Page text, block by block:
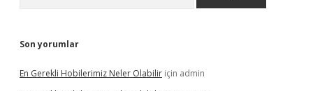
Son yorumlar
En Gerekli Hobilerimiz Neler Olabilir için admin